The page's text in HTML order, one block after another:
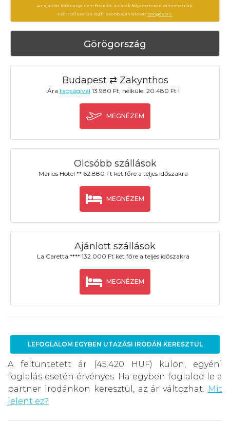
Az ajánlat 1819 napja nem frissült. Az árak folyamatosan változhatnak,
ezért célszerű a legfrissebb ajánlatokat böngészni.
Görögország
Budapest ⇄ Zakynthos
Ára tagságival 13.980 Ft, nélküle: 20.480 Ft !
MEGNÉZEM
Olcsóbb szállások
Marios Hotel ** 62.880 Ft két főre a teljes időszakra
MEGNÉZEM
Ajánlott szállások
La Caretta **** 132.000 Ft két főre a teljes időszakra
MEGNÉZEM
LEFOGLALOM EGYBEN UTAZÁSI IRODÁN KERESZTÜL
A feltüntetett ár (45.420 HUF) külön, egyéni
foglalás esetén érvényes. Ha egyben foglalod le a
partner irodánkon keresztül, az ár változhat. Mit
jelent ez?